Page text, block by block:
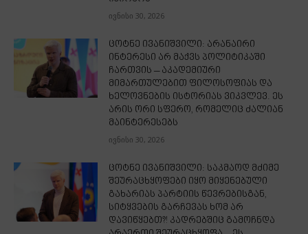
ივნისი 30, 2026
ცოტნე ივანიშვილი: არანაირი
ინტერესი არ მაქვს პოლიტიკაში
ჩართვის – აკადემიური
მიმართულებით ფილოსოფიას და
ხელოვნების ისტორიას ვიკვლევ. ეს
არის ორი სფერო, რომელიც ძალიან
მაინტერესებს
ივნისი 30, 2026
ცოტნე ივანიშვილი: საკმაოდ მძიმე
შეურაცხყოფები იყო მიყენებული
გახარიას პარტიის წევრებისგან,
სიტყვების გარჩევას ხომ არ
დავიწყებთ?! კადრებშიც გამოჩნდა